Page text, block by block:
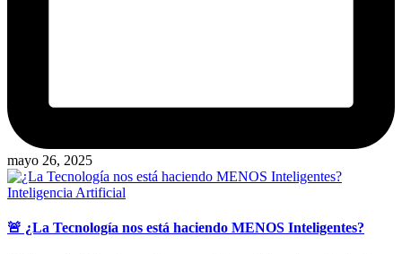
mayo 26, 2025
Publicado
Inteligencia Artificial
🚨 ¿La Tecnología nos está haciendo MENOS Inteligentes?